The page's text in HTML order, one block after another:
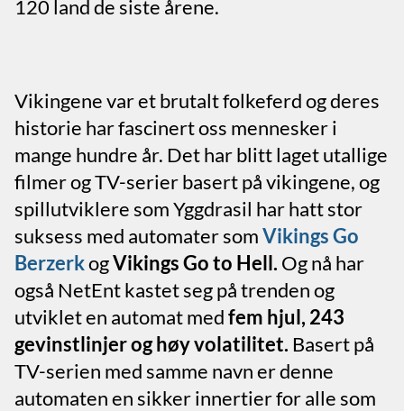
120 land de siste årene.
Vikingene var et brutalt folkeferd og deres
historie har fascinert oss mennesker i
mange hundre år. Det har blitt laget utallige
filmer og TV-serier basert på vikingene, og
spillutviklere som Yggdrasil har hatt stor
suksess med automater somVikings Go
BerzerkogVikings Go to Hell. Og nå har
også NetEnt kastet seg på trenden og
utviklet en automat medfem hjul, 243
gevinstlinjer og høy volatilitet. Basert på
TV-serien med samme navn er denne
automaten en sikker innertier for alle som